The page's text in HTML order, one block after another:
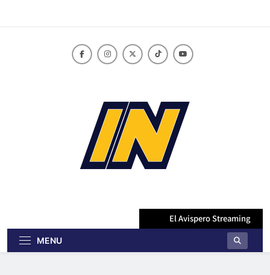
innoticiasbo.com
MENU
El Avispero Streaming